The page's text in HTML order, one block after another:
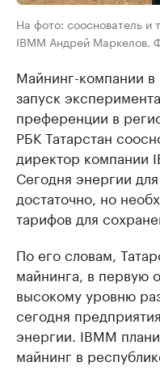
На фото: сооснователь и
IBMM Андрей Маркелов.
Майнинг-компании
запуск
преференции в
РБК Татарстан
директор компании
Сегодня энергии
достаточно, но
тарифов для
По его словам,
майнинга, в первую
высокому уровню
сегодня
энергии. IBMM
майнинг в